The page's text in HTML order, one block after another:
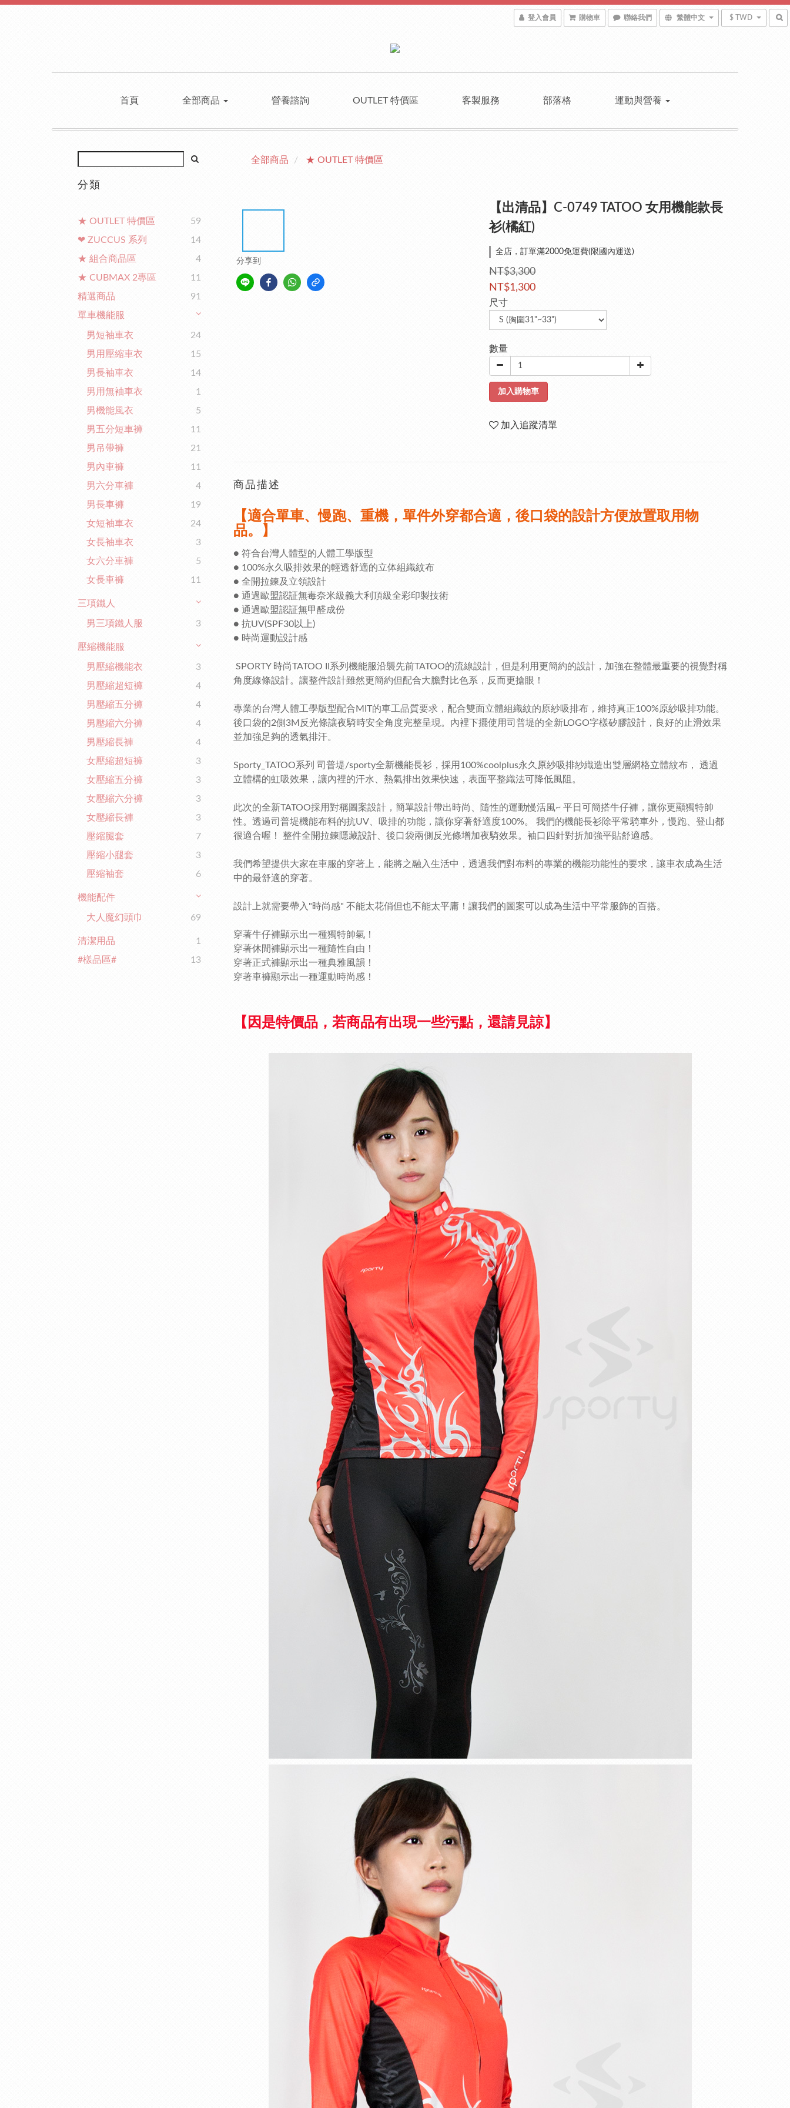
登入會員 購物車 聯絡我們 繁體中文 $ TWD
首頁 全部商品 營養諮詢 OUTLET 特價區 客製服務 部落格 運動與營養
分類
★ OUTLET 特價區
59
❤ ZUCCUS 系列
14
★ 組合商品區
4
★ CUBMAX 2專區
11
精選商品
91
單車機能服
男短袖車衣
24
男用壓縮車衣
15
男長袖車衣
14
男用無袖車衣
1
男機能風衣
5
男五分短車褲
11
男吊帶褲
21
男內車褲
11
男六分車褲
4
男長車褲
19
女短袖車衣
24
女長袖車衣
3
女六分車褲
5
女長車褲
11
三項鐵人
男三項鐵人服 3
壓縮機能服
男壓縮機能衣
3
男壓縮超短褲
4
男壓縮五分褲
4
男壓縮六分褲
4
男壓縮長褲
4
女壓縮超短褲
3
女壓縮五分褲
3
女壓縮六分褲
3
女壓縮長褲
3
壓縮腿套
7
壓縮小腿套
3
壓縮袖套
6
機能配件
大人魔幻頭巾 69
清潔用品
1
#樣品區#
13
全部商品 ★ OUTLET 特價區
分享到
【出清品】C-0749 TATOO 女用機能款長
衫(橘紅)
全店，訂單滿2000免運費(限國內運送)
NT$3,300
NT$1,300
尺寸
數量
加入購物車
加入追蹤清單
商品描述
【適合單車、慢跑、重機，單件外穿都合適，後口袋的設計方便放置取用物
品。】
● 符合台灣人體型的人體工學版型
● 100%永久吸排效果的輕透舒適的立体組織紋布
● 全開拉鍊及立領設計
● 通過歐盟認証無毒奈米級義大利頂級全彩印製技術
● 通過歐盟認証無甲醛成份
● 抗UV(SPF30以上)
● 時尚運動設計感
SPORTY 時尚TATOO II系列機能服沿襲先前TATOO的流線設計，但是利用更簡約的設計，加強在整體最重要的視覺對稱
角度線條設計。讓整件設計雖然更簡約但配合大膽對比色系，反而更搶眼！
專業的台灣人體工學版型配合MIT的車工品質要求，配合雙面立體組織紋的原紗吸排布，維持真正100%原紗吸排功能。
後口袋的2側3M反光條讓夜騎時安全角度完整呈現。內裡下擺使用司普堤的全新LOGO字樣矽膠設計，良好的止滑效果
並加強足夠的透氣排汗。
Sporty_TATOO系列 司普堤/sporty全新機能長衫，採用100%coolplus永久原紗吸排紗織造出雙層網格立體紋布， 透過
立體構的虹吸效果，讓內裡的汗水、熱氣排出效果快速，表面平整織法可降低風阻。
此次的全新TATOO採用對稱圖案設計，簡單設計帶出時尚、隨性的運動慢活風~ 平日可簡搭牛仔褲，讓你更顯獨特帥
性。透過司普堤機能布料的抗UV、吸排的功能，讓你穿著舒適度100%。 我們的機能長衫除平常騎車外，慢跑、登山都
很適合喔！ 整件全開拉鍊隱藏設計、後口袋兩側反光條增加夜騎效果。袖口四針對折加強平貼舒適感。
我們希望提供大家在車服的穿著上，能將之融入生活中，透過我們對布料的專業的機能功能性的要求，讓車衣成為生活
中的最舒適的穿著。
設計上就需要帶入"時尚感" 不能太花俏但也不能太平庸！讓我們的圖案可以成為生活中平常服飾的百搭。
穿著牛仔褲顯示出一種獨特帥氣！
穿著休閒褲顯示出一種隨性自由！
穿著正式褲顯示出一種典雅風韻！
穿著車褲顯示出一種運動時尚感！
【因是特價品，若商品有出現一些污點，還請見諒】